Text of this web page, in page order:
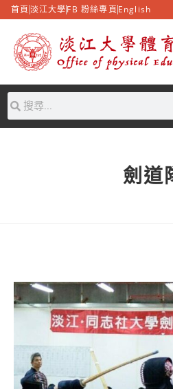
首頁 淡江大學FB 粉絲專頁 English
劍道